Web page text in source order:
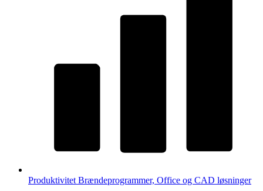
Produktivitet Brændeprogrammer, Office og CAD løsninger